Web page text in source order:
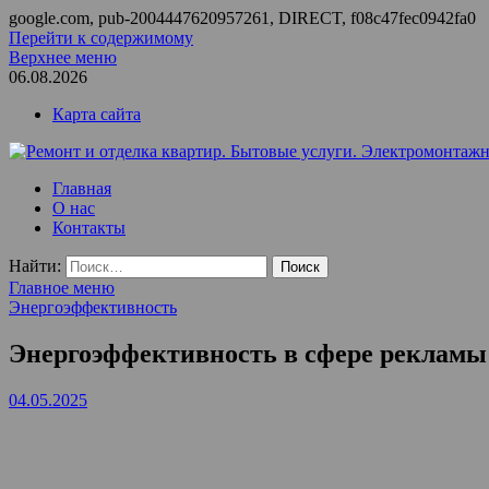
google.com, pub-2004447620957261, DIRECT, f08c47fec0942fa0
Перейти к содержимому
Верхнее меню
06.08.2026
Карта сайта
Ремонт и отделка квартир. Бытовые услуги.
ООО Домус — ремонт квартир, обслуживание и ремонт
Главная
О нас
Контакты
Найти:
Главное меню
Энергоэффективность
Энергоэффективность в сфере
04.05.2025